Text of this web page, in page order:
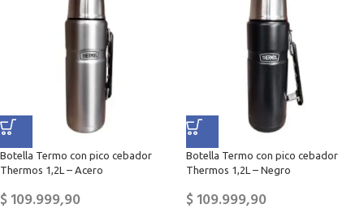
Botella Termo con pico cebador
Thermos 1,2L – Acero
$109.999,90
Botella Termo con pico cebador
Thermos 1,2L – Negro
$109.999,90